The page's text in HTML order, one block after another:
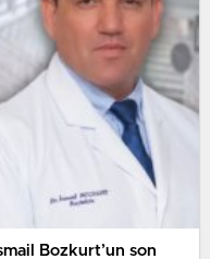
Bozkurt’un son